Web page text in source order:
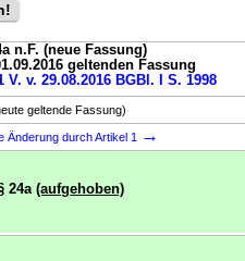
n.F. (neue Fassung)
geltenden Fassung
v. 29.08.2016 BGBl. I S. 1998
geltende Fassung)
Änderung durch Artikel 1 →
24a (aufgehoben)